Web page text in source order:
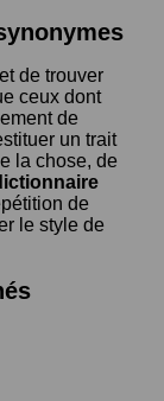
de trouver
ceux dont
de
un trait
la chose, de
de
le style de